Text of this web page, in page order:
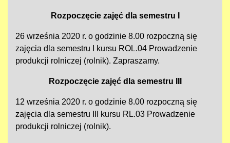
Rozpoczęcie zajęć dla semestru I
26 września 2020 r. o godzinie 8.00 rozpoczną się
zajęcia dla semestru I kursu ROL.04 Prowadzenie
produkcji rolniczej (rolnik). Zapraszamy.
Rozpoczęcie zajęć dla semestru III
12 września 2020 r. o godzinie 8.00 rozpoczną się
zajęcia dla semestru III kursu RL.03 Prowadzenie
produkcji rolniczej (rolnik).